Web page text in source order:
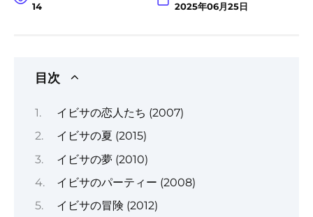
14 2025年06月25日
目次
イビサの恋人たち (2007)
イビサの夏 (2015)
イビサの夢 (2010)
イビサのパーティー (2008)
イビサの冒険 (2012)